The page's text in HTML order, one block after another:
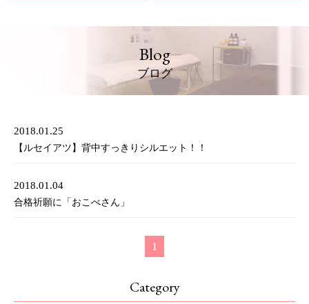
Blog
ブログ
2018.01.25
【ルセイアツ】背中すっきりシルエット！！
2018.01.04
合格祈願に「おこべさん」
1
Category